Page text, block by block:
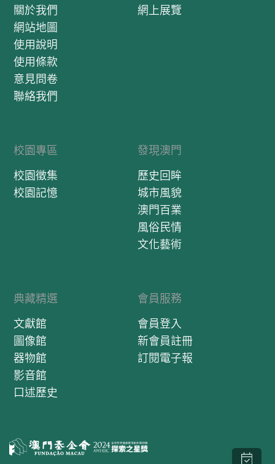
關於我們
網站地圖
使用說明
使用條款
意見問卷
聯絡我們
網上展覽
校園專區
校園徵集
校園記憶
發現澳門
歷史回眸
城市風貌
澳門百業
風俗民情
文化藝術
典藏精選
文獻館
圖像館
器物館
影音館
口述歷史
會員服務
會員登入
新會員註冊
訂閱電子報